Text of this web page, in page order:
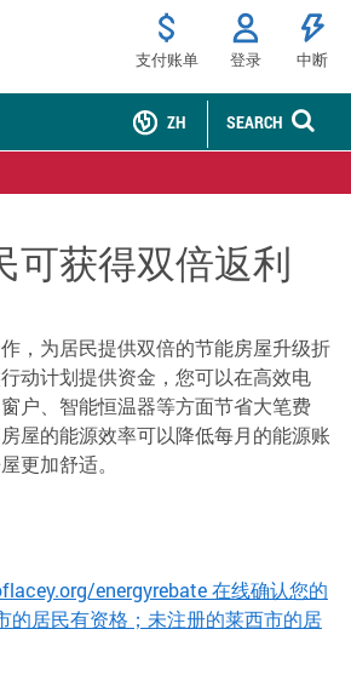
支付账单 登录 中断
SEARCH
ZH
可获得双倍返利
，为居民提供双倍的节能房屋升级折
动计划提供资金，您可以在高效电
户、智能恒温器等方面节省大笔费
屋的能源效率可以降低每月的能源账
更加舒适。
energyrebate 在线确认您的
的居民有资格；未注册的莱西市的居